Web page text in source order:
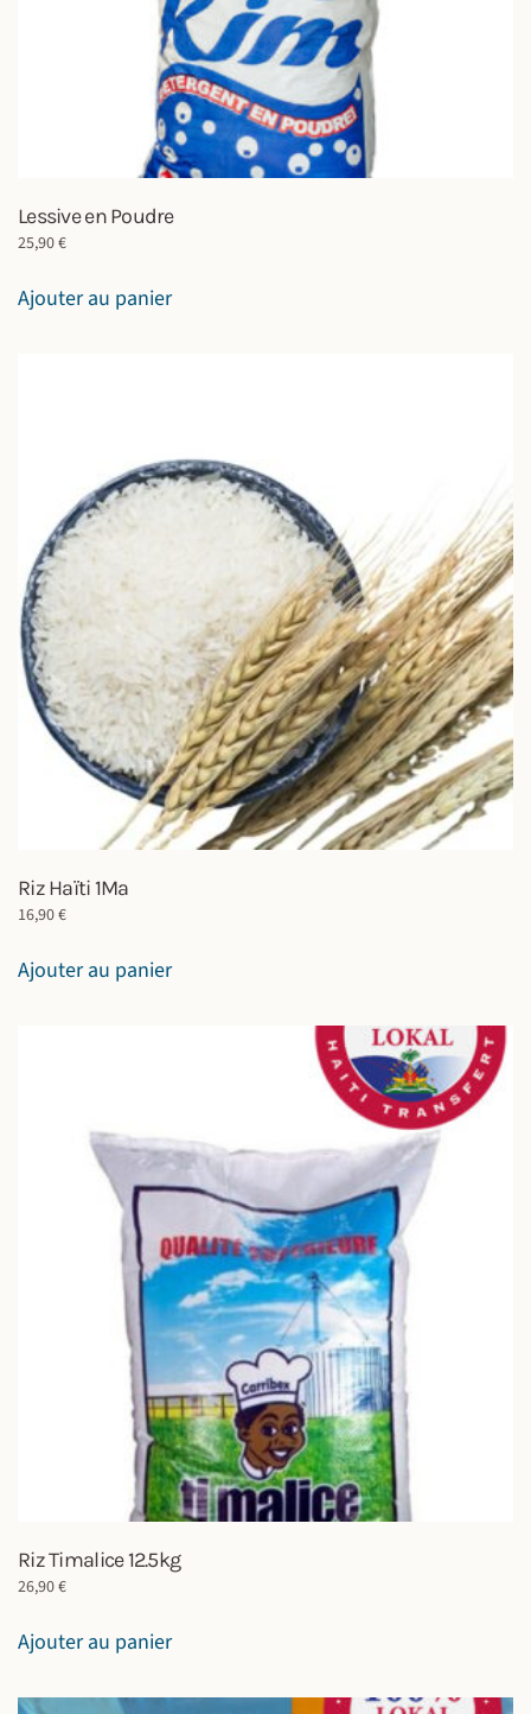
Lessive en Poudre
25,90€
Ajouter au panier
Riz Haïti 1Ma
16,90€
Ajouter au panier
Riz Timalice 12.5kg
26,90€
Ajouter au panier